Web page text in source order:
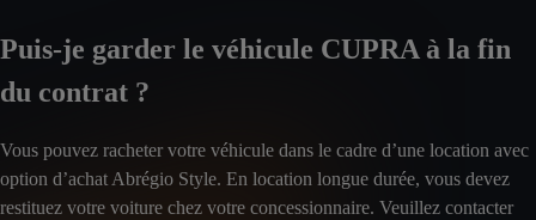
Puis-je garder le véhicule CUPRA à la fin
du contrat ?
Vous pouvez racheter votre véhicule dans le cadre d’une location avec
option d’achat Abrégio Style. En location longue durée, vous devez
restituez votre voiture chez votre concessionnaire. Veuillez contacter